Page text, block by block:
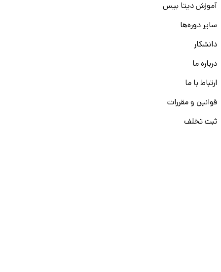
آموزش دیتا بیس
سایر دوره‌ها
دانشکار
درباره ما
ارتباط با ما
قوانین و مقررات
ثبت تخلف